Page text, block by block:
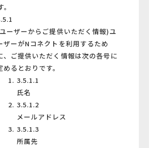
ーザーからご提供いただく情報)ユ
ザーがNコネクトを利用するため
、ご提供いただく情報は次の各号に
めるとおりです。
3.5.1.1
氏名
3.5.1.2
メールアドレス
3.5.1.3
所属先